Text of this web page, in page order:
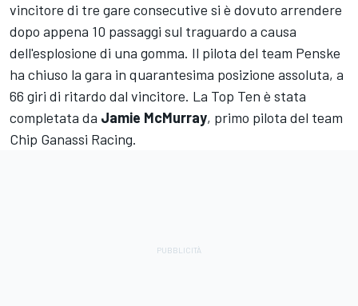
vincitore di tre gare consecutive si è dovuto arrendere
dopo appena 10 passaggi sul traguardo a causa
dell'esplosione di una gomma. Il pilota del team Penske
ha chiuso la gara in quarantesima posizione assoluta, a
66 giri di ritardo dal vincitore. La Top Ten è stata
completata da Jamie McMurray, primo pilota del team
Chip Ganassi Racing.